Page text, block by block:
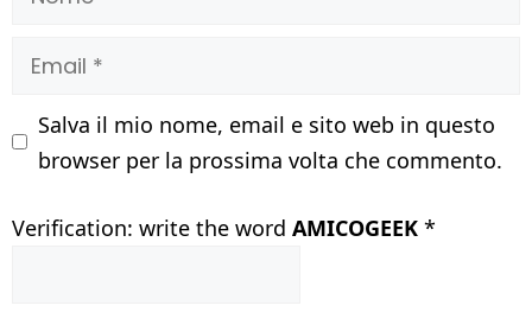
Email
Salva il mio nome, email e sito web in questo
browser per la prossima volta che commento.
Verification: write the word AMICOGEEK *